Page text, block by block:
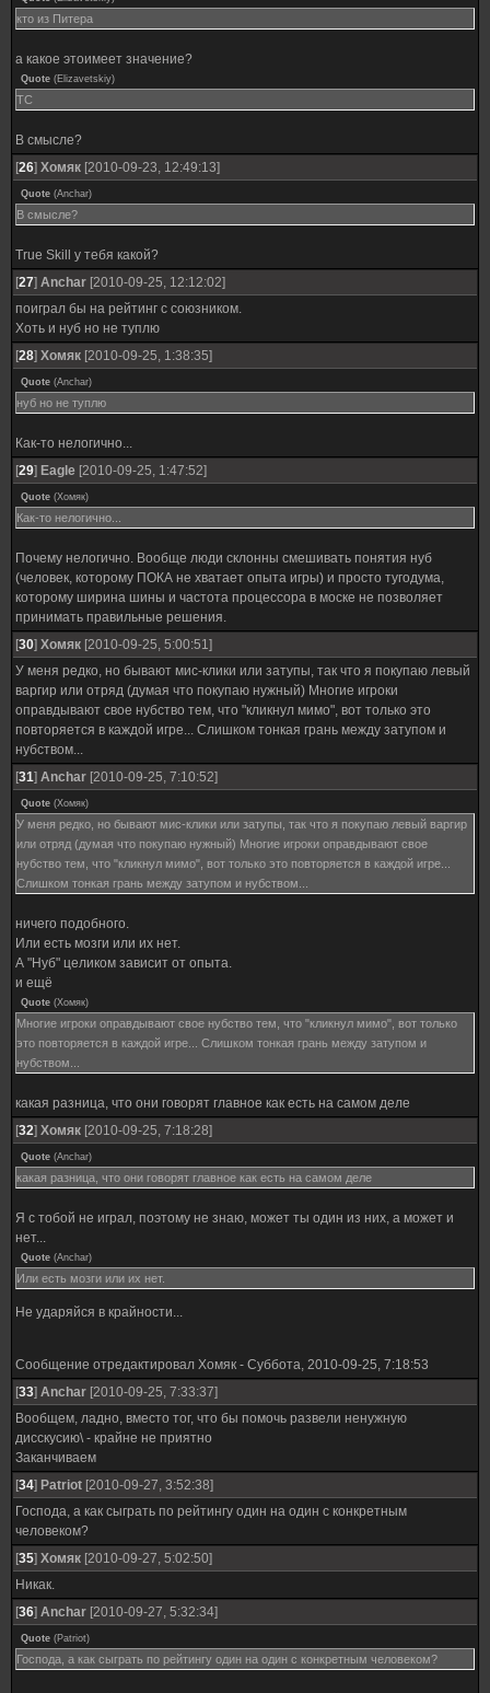
кто из Питера
а какое этоимеет значение?
Quote (Elizavetskiy)
ТС
В смысле?
[26] Хомяк [2010-09-23, 12:49:13]
Quote (Anchar)
В смысле?
True Skill у тебя какой?
[27] Anchar [2010-09-25, 12:12:02]
поиграл бы на рейтинг с союзником.
Хоть и нуб но не туплю
[28] Хомяк [2010-09-25, 1:38:35]
Quote (Anchar)
нуб но не туплю
Как-то нелогично...
[29] Eagle [2010-09-25, 1:47:52]
Quote (Хомяк)
Как-то нелогично...
Почему нелогично. Вообще люди склонны смешивать понятия нуб
(человек, которому ПОКА не хватает опыта игры) и просто тугодума,
которому ширина шины и частота процессора в моске не позволяет
принимать правильные решения.
[30] Хомяк [2010-09-25, 5:00:51]
У меня редко, но бывают мис-клики или затупы, так что я покупаю левый
варгир или отряд (думая что покупаю нужный) Многие игроки
оправдывают свое нубство тем, что "кликнул мимо", вот только это
повторяется в каждой игре... Слишком тонкая грань между затупом и
нубством...
[31] Anchar [2010-09-25, 7:10:52]
Quote (Хомяк)
У меня редко, но бывают мис-клики или затупы, так что я покупаю левый варгир
или отряд (думая что покупаю нужный) Многие игроки оправдывают свое
нубство тем, что "кликнул мимо", вот только это повторяется в каждой игре...
Слишком тонкая грань между затупом и нубством...
ничего подобного.
Или есть мозги или их нет.
А "Нуб" целиком зависит от опыта.
и ещё
Quote (Хомяк)
Многие игроки оправдывают свое нубство тем, что "кликнул мимо", вот только
это повторяется в каждой игре... Слишком тонкая грань между затупом и
нубством...
какая разница, что они говорят главное как есть на самом деле
[32] Хомяк [2010-09-25, 7:18:28]
Quote (Anchar)
какая разница, что они говорят главное как есть на самом деле
Я с тобой не играл, поэтому не знаю, может ты один из них, а может и
нет...
Quote (Anchar)
Или есть мозги или их нет.
Не ударяйся в крайности...
Сообщение отредактировал Хомяк - Суббота, 2010-09-25, 7:18:53
[33] Anchar [2010-09-25, 7:33:37]
Вообщем, ладно, вместо тог, что бы помочь развели ненужную
дисскусию\ - крайне не приятно
Заканчиваем
[34] Patriot [2010-09-27, 3:52:38]
Господа, а как сыграть по рейтингу один на один с конкретным
человеком?
[35] Хомяк [2010-09-27, 5:02:50]
Никак.
[36] Anchar [2010-09-27, 5:32:34]
Quote (Patriot)
Господа, а как сыграть по рейтингу один на один с конкретным человеком?